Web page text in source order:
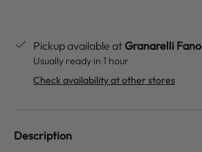
Pickup available at Granarelli Fano
Usually ready in 1 hour
Check availability at other stores
Description